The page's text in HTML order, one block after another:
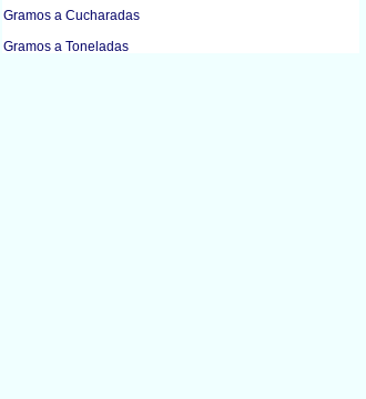
Gramos a Cucharadas
Gramos a Toneladas